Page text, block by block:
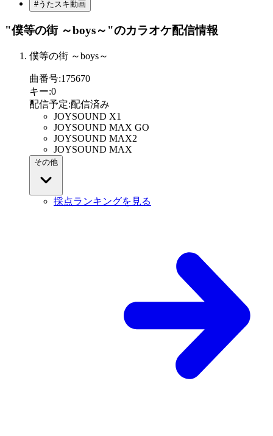
#うたスキ動画
"僕等の街 ～boys～"のカラオケ配信情報
僕等の街 ～boys～
曲番号:175670
キー:0
配信予定:配信済み
JOYSOUND X1
JOYSOUND MAX GO
JOYSOUND MAX2
JOYSOUND MAX
その他
採点ランキングを見る